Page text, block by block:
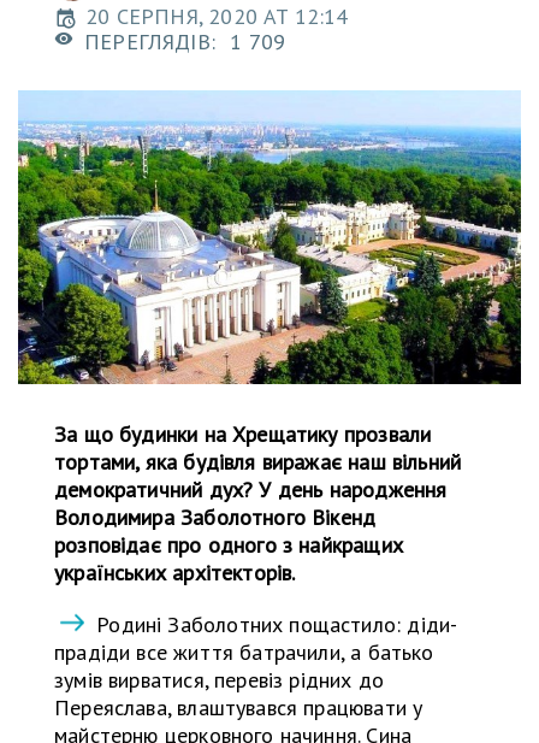
20 СЕРПНЯ, 2020 AT 12:14
ПЕРЕГЛЯДІВ: 1 709
За що будинки на Хрещатику прозвали
тортами, яка будівля виражає наш вільний
демократичний дух? У день народження
Володимира Заболотного Вікенд
розповідає про одного з найкращих
українських архітекторів.
Родині Заболотних пощастило: діди-
прадіди все життя батрачили, а батько
зумів вирватися, перевіз рідних до
Переяслава, влаштувався працювати у
майстерню церковного начиння. Сина